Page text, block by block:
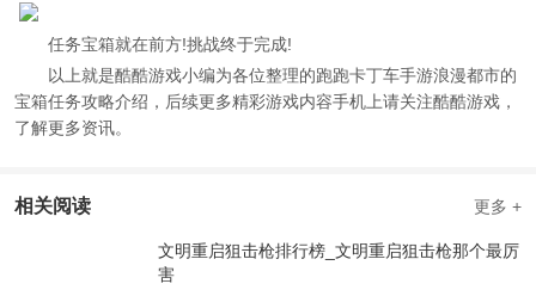
任务宝箱就在前方!挑战终于完成!
以上就是酷酷游戏小编为各位整理的跑跑卡丁车手游浪漫都市的
宝箱任务攻略介绍，后续更多精彩游戏内容手机上请关注酷酷游戏，
了解更多资讯。
相关阅读 更多 +
文明重启狙击枪排行榜_文明重启狙击枪那个最厉
害